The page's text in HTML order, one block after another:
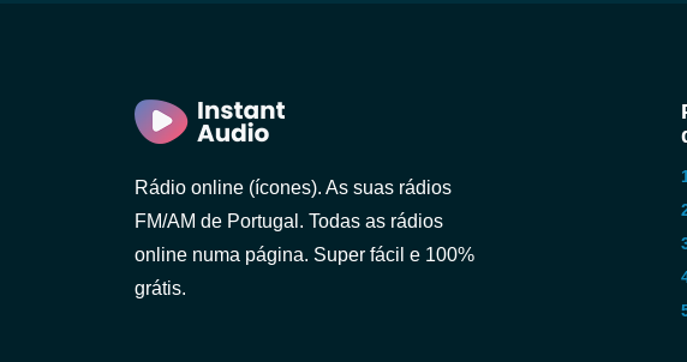
Rádio online (ícones). As suas rádios
FM/AM de Portugal. Todas as rádios
online numa página. Super fácil e 100%
grátis.